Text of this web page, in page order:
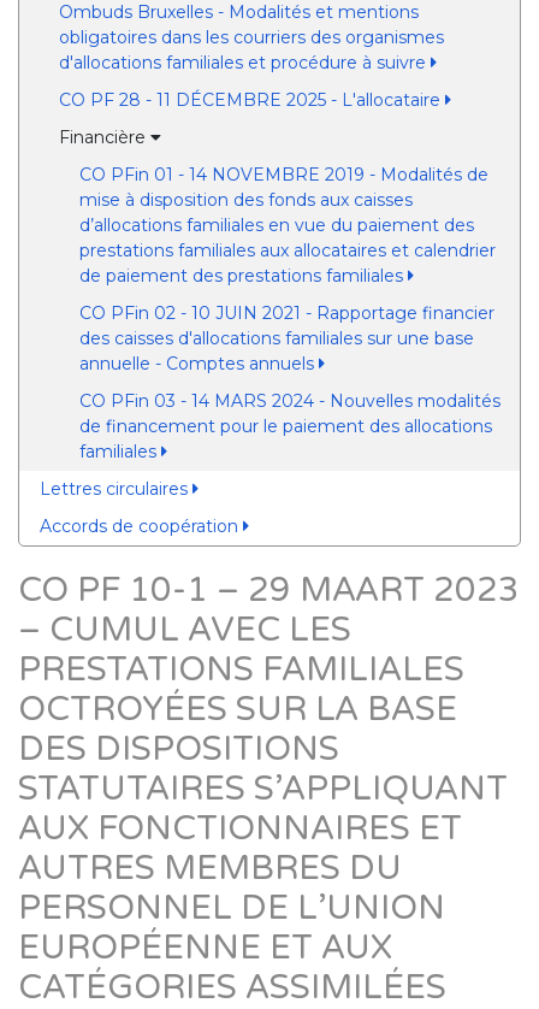
Ombuds Bruxelles - Modalités et mentions
obligatoires dans les courriers des organismes
d'allocations familiales et procédure à suivre
CO PF 28 - 11 DÉCEMBRE 2025 - L'allocataire
Financière
CO PFin 01 - 14 NOVEMBRE 2019 - Modalités de
mise à disposition des fonds aux caisses
d’allocations familiales en vue du paiement des
prestations familiales aux allocataires et calendrier
de paiement des prestations familiales
CO PFin 02 - 10 JUIN 2021 - Rapportage financier
des caisses d'allocations familiales sur une base
annuelle - Comptes annuels
CO PFin 03 - 14 MARS 2024 - Nouvelles modalités
de financement pour le paiement des allocations
familiales
Lettres circulaires
Accords de coopération
CO PF 10-1 – 29 MAART 2023
– CUMUL AVEC LES
PRESTATIONS FAMILIALES
OCTROYÉES SUR LA BASE
DES DISPOSITIONS
STATUTAIRES S’APPLIQUANT
AUX FONCTIONNAIRES ET
AUTRES MEMBRES DU
PERSONNEL DE L’UNION
EUROPÉENNE ET AUX
CATÉGORIES ASSIMILÉES